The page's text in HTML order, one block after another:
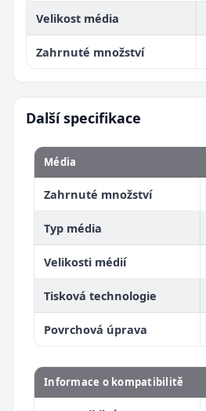
Velikost média
Zahrnuté množství
Další specifikace
Média
Zahrnuté množství
Typ média
Velikosti médií
Tisková technologie
Povrchová úprava
Informace o kompatibilitě